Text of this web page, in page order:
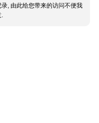
, 由此给您带来的访问不便我
.